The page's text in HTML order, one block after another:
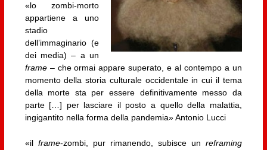
«lo zombi-morto
appartiene a uno
stadio
dell’immaginario (e
dei media) – a un
frame– che ormai appare superato, e al contempo a un
momento della storia culturale occidentale in cui il tema
della morte sta per essere definitivamente messo da
parte […] per lasciare il posto a quello della malattia,
ingigantito nella forma della pandemia» Antonio Lucci
«il frame-zombi, pur rimanendo, subisce un reframing